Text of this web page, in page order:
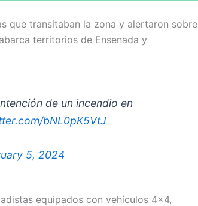
que transitaban la zona y alertaron sobre
territorios de Ensenada y
de un incendio en
bNL0pK5VtJ
5, 2024
equipados con vehículos 4×4,